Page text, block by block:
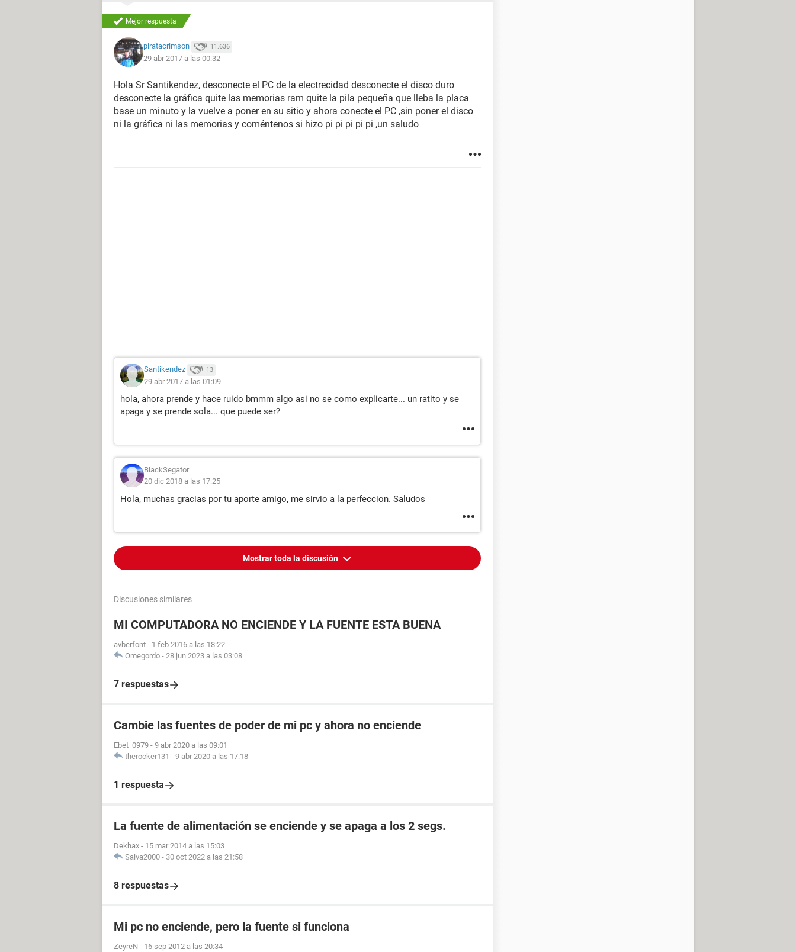
Mejor respuesta
piratacrimson 11.636
29 abr 2017 a las 00:32
Hola Sr Santikendez, desconecte el PC de la electrecidad desconecte el disco duro
desconecte la gráfica quite las memorias ram quite la pila pequeña que lleba la placa
base un minuto y la vuelve a poner en su sitio y ahora conecte el PC ,sin poner el disco
ni la gráfica ni las memorias y coméntenos si hizo pi pi pi pi pi ,un saludo
Santikendez 13
29 abr 2017 a las 01:09
hola, ahora prende y hace ruido bmmm algo asi no se como explicarte... un ratito y se
apaga y se prende sola... que puede ser?
BlackSegator
20 dic 2018 a las 17:25
Hola, muchas gracias por tu aporte amigo, me sirvio a la perfeccion. Saludos
Mostrar toda la discusión
Discusiones similares
MI COMPUTADORA NO ENCIENDE Y LA FUENTE ESTA BUENA
avberfont - 1 feb 2016 a las 18:22
Omegordo - 28 jun 2023 a las 03:08
7 respuestas
Cambie las fuentes de poder de mi pc y ahora no enciende
Ebet_0979 - 9 abr 2020 a las 09:01
therocker131 - 9 abr 2020 a las 17:18
1 respuesta
La fuente de alimentación se enciende y se apaga a los 2 segs.
Dekhax - 15 mar 2014 a las 15:03
Salva2000 - 30 oct 2022 a las 21:58
8 respuestas
Mi pc no enciende, pero la fuente si funciona
ZeyreN - 16 sep 2012 a las 20:34